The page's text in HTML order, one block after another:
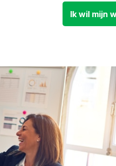
Ik wil mijn